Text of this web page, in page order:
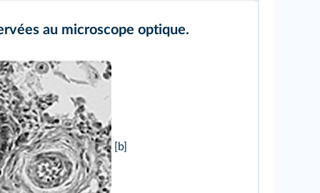
au microscope optique.
[b]